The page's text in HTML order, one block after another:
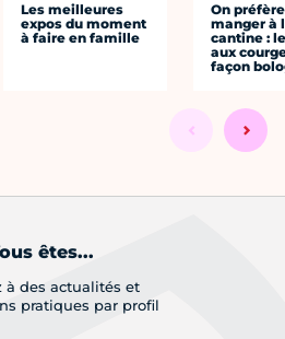
Les meilleures
expos du moment
à faire en famille
On préfère
manger à
cantine :
aux
façon
êtes...
à des actualités et
pratiques par profil